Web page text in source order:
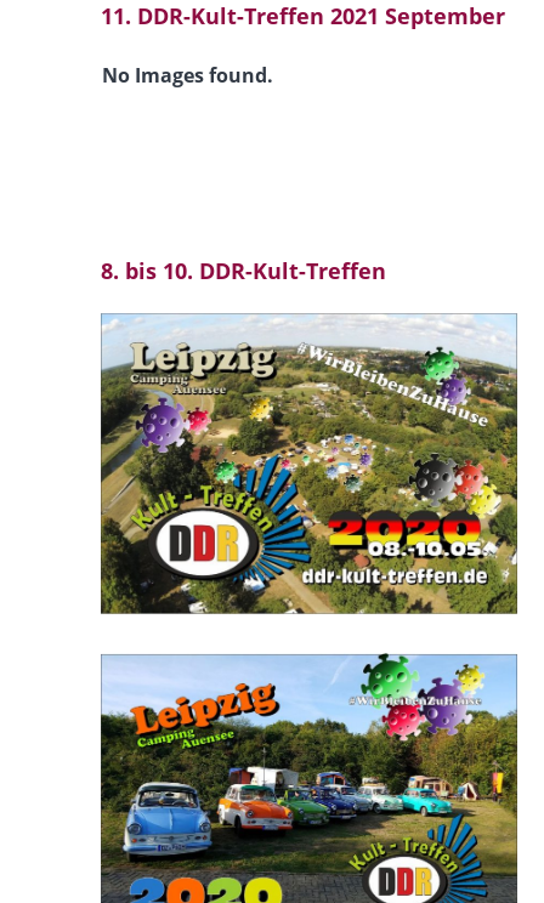
11. DDR-Kult-Treffen 2021 September
No Images found.
8. bis 10. DDR-Kult-Treffen